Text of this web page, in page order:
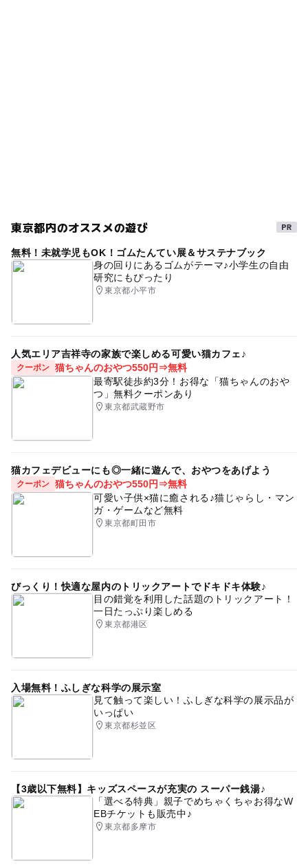
東京都内のオススメの遊び
無料！未就学児もOK！ゴムたんてい展＆サステナブック
身の回りにあるゴムがテーマ♪小学生の自由
研究にもぴったり
東京都小平市
人気エリア吉祥寺の家族で楽しめる可愛い猫カフェ♪
クーポン 猫ちゃんのおやつ550円⇒無料
最寄駅徒歩約3分！お得な「猫ちゃんのおや
つ」無料クーポンあり
東京都武蔵野市
猫カフェデビューにも◎一緒に遊んで、おやつをあげよう
クーポン 猫ちゃんのおやつ550円⇒無料
可愛い子供×猫に癒される♪猫じゃらし・マン
ガ・ゲームなど無料
東京都町田市
びっくり！快適な屋内のトリックアートでドキドキ体験♪
目の錯覚を利用した話題のトリックアート！
一日たっぷり楽しめる
東京都港区
入場無料！ふしぎな科学の展示室
見て触って楽しい！ふしぎな科学の展示品が
いっぱい
東京都杉並区
【3歳以下無料】キッズスペースが充実の スーパー銭湯♪
「選べる特典」親子でめちゃくちゃお得なW
EBチケットも販売中♪
東京都多摩市